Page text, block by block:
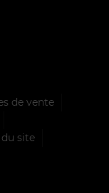
de vente
site